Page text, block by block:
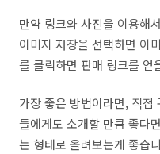
만약 링크와 사진을 이용해
이미지 저장을 선택하면 이
를 클릭하면 판매 링크를 얻
가장 좋은 방법이라면, 직접
들에게도 소개할 만큼 좋다
는 형태로 올려보는게 좋습